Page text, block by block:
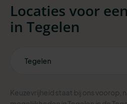
Locaties voor
in Tegelen